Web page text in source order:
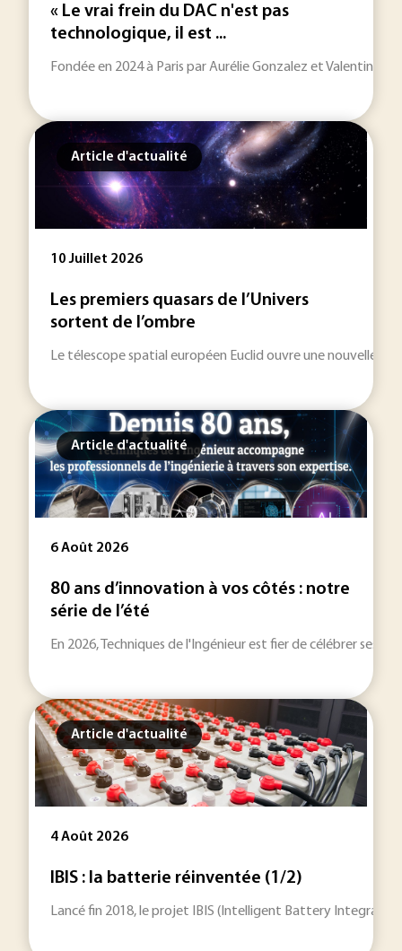
« Le vrai frein du DAC n'est pas
technologique, il est ...
Fondée en 2024 à Paris par Aurélie Gonzalez et Valentin
Article d'actualité
10 Juillet 2026
Les premiers quasars de l’Univers
sortent de l’ombre
Le télescope spatial européen Euclid ouvre une nouvelle
Article d'actualité
6 Août 2026
80 ans d’innovation à vos côtés : notre
série de l’été
En 2026, Techniques de l'Ingénieur est fier de célébrer ses
Article d'actualité
4 Août 2026
IBIS : la batterie réinventée (1/2)
Lancé fin 2018, le projet IBIS (Intelligent Battery